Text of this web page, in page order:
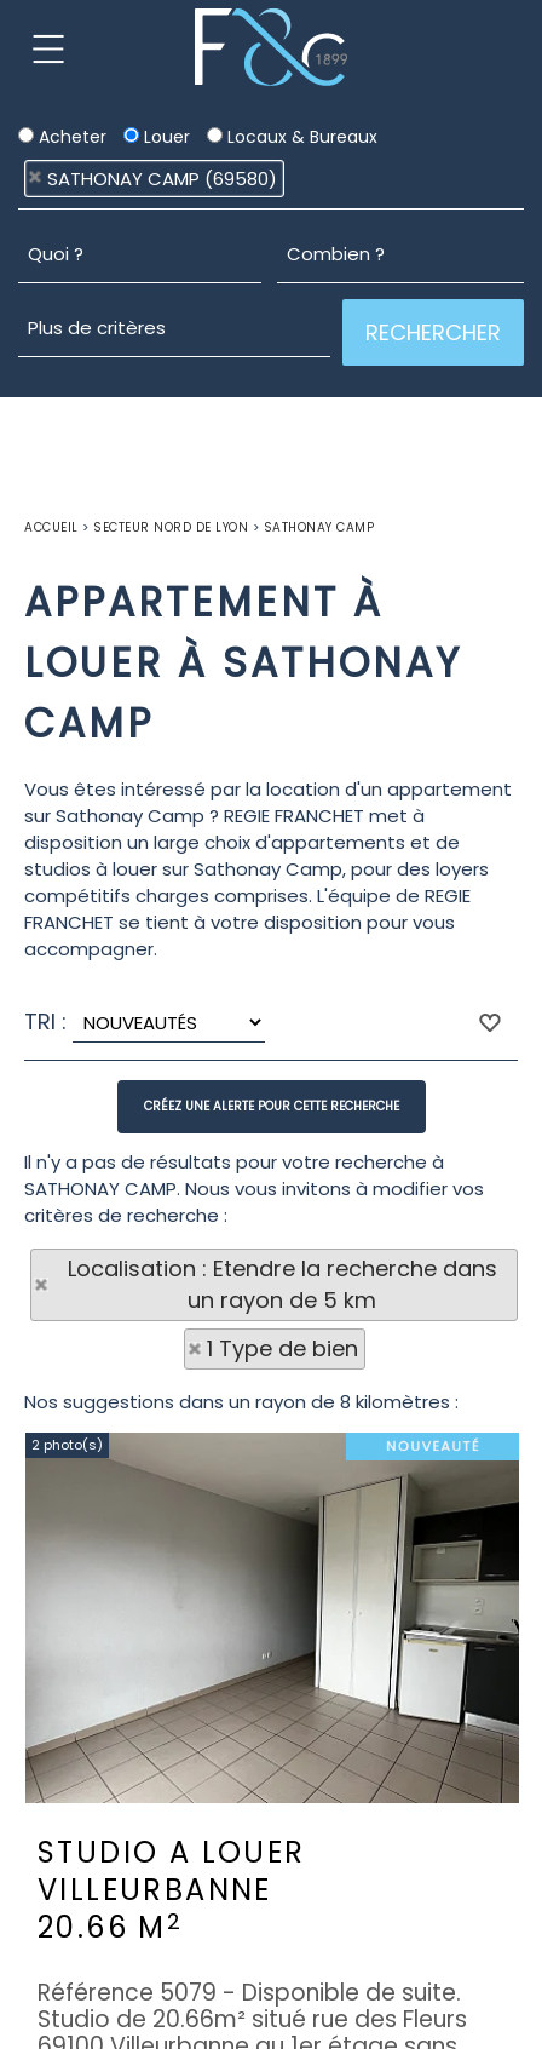
Acheter Louer Locaux & Bureaux
SATHONAY CAMP (69580)
ACCUEIL > SECTEUR NORD DE LYON > SATHONAY CAMP
APPARTEMENT À
LOUER À SATHONAY
CAMP
Vous êtes intéressé par la location d'un appartement
sur Sathonay Camp ? REGIE FRANCHET met à
disposition un large choix d'appartements et de
studios à louer sur Sathonay Camp, pour des loyers
compétitifs charges comprises. L'équipe de REGIE
FRANCHET se tient à votre disposition pour vous
accompagner.
TRI :
Il n'y a pas de résultats pour votre recherche à
SATHONAY CAMP. Nous vous invitons à modifier vos
critères de recherche :
Localisation : Etendre la recherche dans
un rayon de 5 km
1 Type de bien
Nos suggestions dans un rayon de 8 kilomètres :
2 photo(s)
STUDIO A LOUER
VILLEURBANNE
20.66 M 2
Référence 5079 - Disponible de suite.
Studio de 20.66m² situé rue des Fleurs